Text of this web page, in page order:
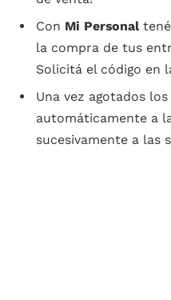
Con Mi Personal
la compra de tus
Solicitá el código en
Una vez agotados los
automáticamente a
sucesivamente a las